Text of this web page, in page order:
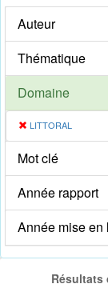
Auteur
Thématique
Domaine
LITTORAL
Mot clé
Année rapport
Année mise en
Résultats